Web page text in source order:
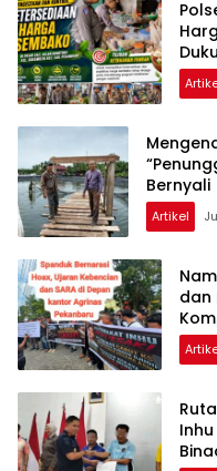
di
Bernyali
Artikel
dan